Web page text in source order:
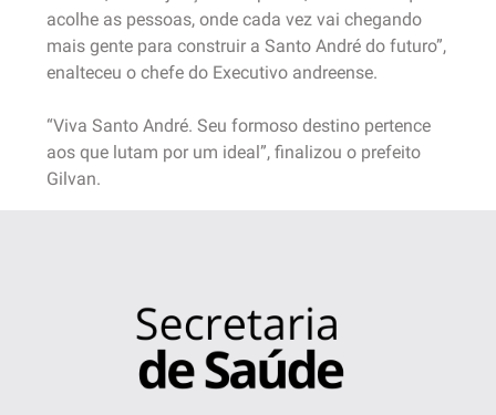
acolhe as pessoas, onde cada vez vai chegando
mais gente para construir a Santo André do futuro”,
enalteceu o chefe do Executivo andreense.
“Viva Santo André. Seu formoso destino pertence
aos que lutam por um ideal”, finalizou o prefeito
Gilvan.